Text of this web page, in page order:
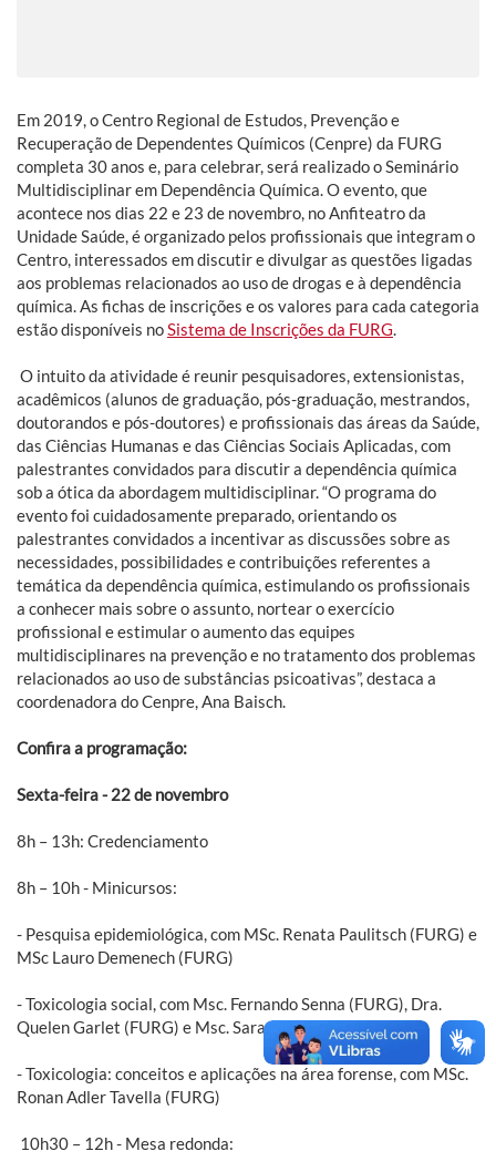
Em 2019, o Centro Regional de Estudos, Prevenção e
Recuperação de Dependentes Químicos (Cenpre) da FURG
completa 30 anos e, para celebrar, será realizado o Seminário
Multidisciplinar em Dependência Química. O evento, que
acontece nos dias 22 e 23 de novembro, no Anfiteatro da
Unidade Saúde, é organizado pelos profissionais que integram o
Centro, interessados em discutir e divulgar as questões ligadas
aos problemas relacionados ao uso de drogas e à dependência
química. As fichas de inscrições e os valores para cada categoria
estão disponíveis noSistema de Inscrições da FURG.
O intuito da atividade é reunir pesquisadores, extensionistas,
acadêmicos (alunos de graduação, pós-graduação, mestrandos,
doutorandos e pós-doutores) e profissionais das áreas da Saúde,
das Ciências Humanas e das Ciências Sociais Aplicadas, com
palestrantes convidados para discutir a dependência química
sob a ótica da abordagem multidisciplinar. “O programa do
evento foi cuidadosamente preparado, orientando os
palestrantes convidados a incentivar as discussões sobre as
necessidades, possibilidades e contribuições referentes a
temática da dependência química, estimulando os profissionais
a conhecer mais sobre o assunto, nortear o exercício
profissional e estimular o aumento das equipes
multidisciplinares na prevenção e no tratamento dos problemas
relacionados ao uso de substâncias psicoativas”, destaca a
coordenadora do Cenpre, Ana Baisch.
Confira a programação:
Sexta-feira - 22 de novembro
8h – 13h: Credenciamento
8h – 10h - Minicursos:
- Pesquisa epidemiológica, com MSc. Renata Paulitsch (FURG) e
MSc Lauro Demenech (FURG)
- Toxicologia social, com Msc. Fernando Senna (FURG), Dra.
Quelen Garlet (FURG) e Msc. Sara Fernandes (FURG)
- Toxicologia: conceitos e aplicações na área forense, com MSc.
Ronan Adler Tavella (FURG)
10h30 – 12h - Mesa redonda: